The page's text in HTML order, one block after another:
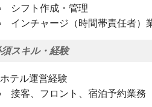
シフト作成・管理
インチャージ（時間帯責任者）
須スキル・経験
ホテル運営経験
接客、フロント、宿泊予約業務